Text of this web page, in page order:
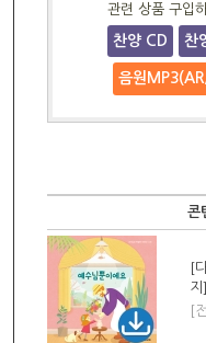
관련 상품 구입
찬양 CD 찬
음원
콘
[
[